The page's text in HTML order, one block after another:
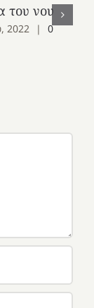
του νου
2022 |
0